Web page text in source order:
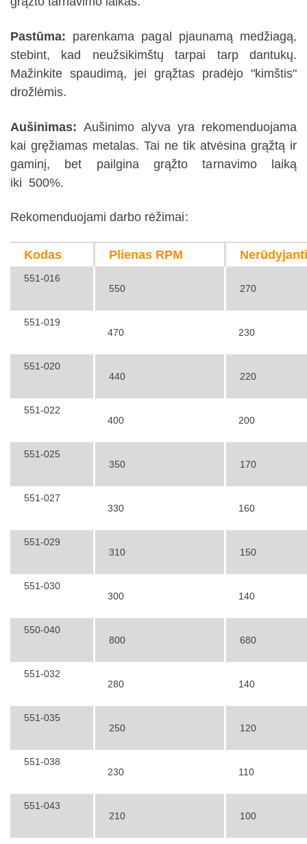
Pastūma: parenkama pagal pjaunamą medžiagą,
stebint, kad neužsikimštų tarpai tarp dantukų.
Mažinkite spaudimą, jei grąžtas pradėjo "kimštis"
drožlėmis.
Aušinimas: Aušinimo alyva yra rekomenduojama
kai gręžiamas metalas. Tai ne tik atvėsina grąžtą ir
gaminį, bet pailgina grąžto tarnavimo laiką
iki 500%.
Rekomenduojami darbo rėžimai:
Kodas Plienas RPM
551-016
550
270
551-019
470
230
551-020
440
220
551-022
400
200
551-025
350
170
551-027
330
160
551-029
310
150
551-030
300
140
550-040
800
680
551-032
280
140
551-035
250
120
551-038
230
110
551-043
210
100